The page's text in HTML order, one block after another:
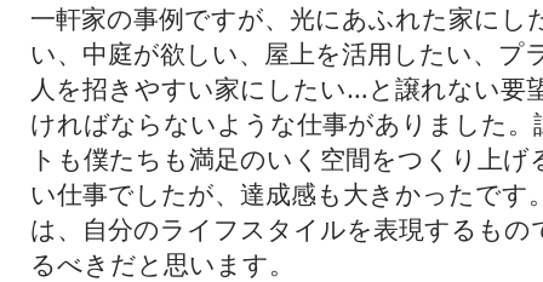
一軒家の事例ですが、光にあふれた家にし
い、中庭が欲しい、屋上を活用したい、プ
人を招きやすい家にしたい…と譲れない要
ければならないような仕事がありました
トも僕たちも満足のいく空間をつくり上
い仕事でしたが、達成感も大きかったです
は、自分のライフスタイルを表現するも
るべきだと思います。